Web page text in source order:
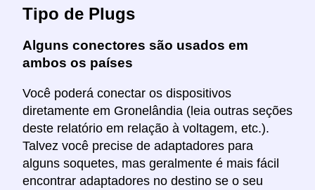
Tipo de Plugs
Alguns conectores são usados em
ambos os países
Você poderá conectar os dispositivos
diretamente em Gronelândia (leia outras seções
deste relatório em relação à voltagem, etc.).
Talvez você precise de adaptadores para
alguns soquetes, mas geralmente é mais fácil
encontrar adaptadores no destino se o seu